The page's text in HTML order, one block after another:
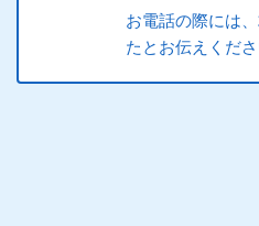
お電話の際には
たとお伝えくだ